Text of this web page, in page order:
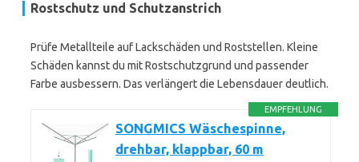
Rostschutz und Schutzanstrich
Prüfe Metallteile auf Lackschäden und Roststellen. Kleine
Schäden kannst du mit Rostschutzgrund und passender
Farbe ausbessern. Das verlängert die Lebensdauer deutlich.
EMPFEHLUNG
SONGMICS Wäschespinne,
drehbar, klappbar, 60 m